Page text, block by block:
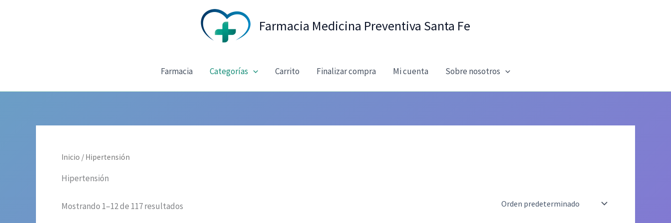
Farmacia Medicina Preventiva Santa Fe
Farmacia Categorías Carrito Finalizar compra Mi cuenta Sobre nosotros
Inicio / Hipertensión
Hipertensión
Mostrando 1–12 de 117 resultados